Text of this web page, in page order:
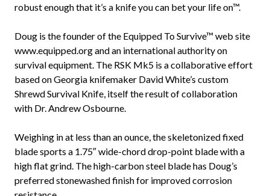
robust enough that it’s a knife you can bet your life on™.
Doug is the founder of the Equipped To Survive™ web site
www.equipped.org and an international authority on
survival equipment. The RSK Mk5 is a collaborative effort
based on Georgia knifemaker David White’s custom
Shrewd Survival Knife, itself the result of collaboration
with Dr. Andrew Osbourne.
Weighing in at less than an ounce, the skeletonized fixed
blade sports a 1.75″ wide-chord drop-point blade with a
high flat grind. The high-carbon steel blade has Doug’s
preferred stonewashed finish for improved corrosion